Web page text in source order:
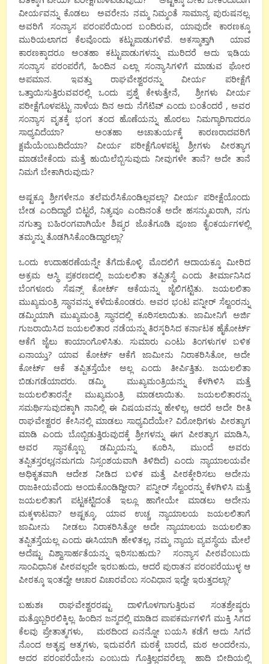
ವೀರ್ಯವನ್ನು ಕೊಡಲು ಅವರೇನು ನಮ್ಮ ನಿಮ್ಮಂತೆ ಸಾಮಾನ್ಯ ಪುರುಷನಲ್ಲ.
ಅವರಿಗೆ ಸಂನ್ಯಾಸ ಪರಂಪರೆಯಿಂದ ಬಂದಿರುವ, ಯಾವುದೇ ಕಾರಣಕ್ಕೂ
ಮುರಿಯಲಾಗದ ಕೆಲವೊಂದು ಕಟ್ಟುಪಾಡುಗಳಿವೆ. ಅಕಸ್ಮಾತ್ತಾಗಿ ಯಾವ
ಕಾರಣಕ್ಕಾದರೂ ಅಂತಹಾ ಕಟ್ಟುಪಾಡುಗಳನ್ನು ಮುರಿದರೆ ಅದು ಇಡಿಯ
ಸಂನ್ಯಾಸ ಪರಂಪರೆಗೆ, ಹಿಂದಿನ ಎಲ್ಲಾ ಸಂನ್ಯಾಸಿಗಳಿಗೆ ಮಾಡುವ ಘೋರ
ಅಪಮಾನ. ಇವತ್ತು ರಾಘವೇಶ್ವರರನ್ನು ವೀರ್ಯ ಪರೀಕ್ಷೆಗೆ
ಒತ್ತಾಯಿಸುತ್ತಿರುವವರಲ್ಲಿ ಒಂದು ಪ್ರಶ್ನೆ ಕೇಳುತ್ತೇನೆ, ಶ್ರೀಗಳು ವೀರ್ಯ
ಪರೀಕ್ಷೆಗೊಳಪಟ್ಟು ನಾಳೆಯ ದಿನ ಅದು ನೆಗೆಟಿವ್ ಎಂದು ಬಂತೆಂದರೆ , ಅವರ
ಸಂನ್ಯಾಸ ವೃತಕ್ಕೆ ಭಂಗ ತಂದ ಹೊಣೆಯನ್ನು ಹೊರಲು ನಿಮಗ್ಯಾರಿಗಾದರೂ
ಸಾಧ್ಯವಿದೆಯಾ? ಅಂತಹಾ ಅಚಾತುರ್ಯಕ್ಕೆ ಕಾರಣರಾದವರಿಗೆ
ಕ್ಷಮೆಯೆಂಬುದಿದೆಯಾ? ವೀರ್ಯ ಪರೀಕ್ಷೆಗೊಳಪಟ್ಟ ಶ್ರೀಗಳು ಪೀಠತ್ಯಾಗ
ಮಾಡಬೇಕೆಂದು ಮತ್ತೆ ಹುಯಿಲೆಬ್ಬಿಸುವುದು ನೀವುಗಳೇ ತಾನೆ? ಅದೇ ತಾನೆ
ನಿಮಗೆ ಬೇಕಾಗಿರುವುದು?
ಅಷ್ಟಕ್ಕೂ ಶ್ರೀಗಳೇನೂ ತಲೆಮರೆಸಿಕೊಂಡಿಲ್ಲವಲ್ಲಾ? ವೀರ್ಯ ಪರೀಕ್ಷೆಯೊಂದು
ಬೇಡ ಎಂದಿದ್ದಾರೆ ಬಿಟ್ಟರೆ, ನಿತ್ಯವೂ ಎಂದಿನಂತೆ ಅದೇ ಹಸನ್ಮುಖರಾಗಿ, ನಗು
ನಗುತ್ತಾ ಬಹಿರಂಗವಾಗಿಯೇ ಶಿಷ್ಯರ ಜೊತೆಗೂಡಿ ಪೂಜಾ ಕೈಂಕರ್ಯಗಳಲ್ಲಿ
ತಮ್ಮನ್ನು ತೊಡಗಿಸಿಕೊಂಡಿದ್ದಾರಲ್ಲಾ?
ಒಂದು ಉದಾಹರಣೆಯನ್ನೇ ತೆಗೆದುಕೊಳ್ಳಿ. ಮೊದಲಿಗೆ ಆದಾಯಕ್ಕೂ ಮೀರಿದ
ಅಕ್ರಮ ಆಸ್ಥಿ ಪ್ರಕರಣದಲ್ಲಿ ಜಯಲಲಿತಾ ತಪ್ಪಿತಸ್ಥೆ ಎಂದು ತೀರ್ಮಾನಿಸಿದ
ಬೆಂಗಳೂರು ಸೆಷನ್ಸ್ ಕೋರ್ಟ್ ಆಕೆಯನ್ನು ಜೈಲಿಗಟ್ಟಿತು. ಜಯಲಲಿತಾ
ಮುಖ್ಯಮಂತ್ರಿ ಸ್ಥಾನವನ್ನು ಕಳೆದುಕೊಂಡರು. ಅವರ ಭಂಟ ಪನ್ನೀರ್ ಸೆಲ್ವಂರನ್ನು
ಡಮ್ಮಿಯಾಗಿ ಮುಖ್ಯಮಂತ್ರಿ ಸ್ಥಾನದಲ್ಲಿ ಕೂರಿಸಲಾಯಿತು. ಜಾಮೀನಿಗೆ ಅರ್ಜಿ
ಗುಜರಾಯಿಸಿದ ಜಯಲಲಿತಾರ ನಡೆಯನ್ನು ತಿರಸ್ಕರಿಸಿದ ಕರ್ನಾಟಕ ಹೈಕೋರ್ಟ್
ಆಕೆಗೆ ಜೈಲು ಕಾಯಾಂಗೊಳಿಸಿತು. ಸುಮಾರು ಎಂಟು ತಿಂಗಳುಗಳ ಬಳಿಕ
ಏನಾಯ್ತು? ಯಾವ ಕೋರ್ಟ್ ಆಕೆಗೆ ಜಾಮೀನು ನಿರಾಕರಿಸಿತೋ, ಅದೇ
ಕೋರ್ಟ್ ಆಕೆ ತಪ್ಪಿತಸ್ತೆಯೇ ಅಲ್ಲ ಎಂದು ತೀರ್ಪಿತ್ತಿತು. ಜಯಲಲಿತಾ
ಬಿಡುಗಡೆಯಾದರು. ಡಮ್ಮಿ ಮುಖ್ಯಮಂತ್ರಿಯನ್ನು ಕೆಳಗಿಳಿಸಿ ಮತ್ತೆ
ಜಯಲಲಿತಾರನ್ನೇ ಮುಖ್ಯಮಂತ್ರಿ ಮಾಡಲಾಯಿತು. ಜಯಲಲಿತಾರನ್ನು
ಸಮರ್ಥಿಸುವುದಕ್ಕಾಗಿ ನಾನಿಲ್ಲಿ ಈ ವಿಷಯವನ್ನು ಹೇಳಿಲ್ಲ, ಆದರೆ ಅದೇ ರೀತಿ
ರಾಘವೇಶ್ವರರ ಕೇಸಿನಲ್ಲಿ ಮಾಡಲು ಸಾಧ್ಯವಿದೆಯೇ? ವಿರೋಧಿಗಳು ಪೀಠತ್ಯಾಗ
ಮಾಡಿ ಎಂದು ಬೊಬ್ಬಿಡುತ್ತಿರುವುದಕ್ಕೆ ಶ್ರೀಗಳನ್ನು ಈಗ ಪೀಠತ್ಯಾಗ ಮಾಡಿಸಿ,
ಅವರ ಸ್ಥಾನಕ್ಕೊಬ್ಬ ಡಮ್ಮಿಯನ್ನು ಕೂರಿಸಿ, ಮುಂದೆ ಅವರು
ತಪ್ಪಿತಸ್ತರಲ್ಲ(ನಮಗದು ನಿಸ್ಸಂಶಯವಾಗಿ ತಿಳಿದಿದೆ) ಎಂದು ನ್ಯಾಯಾಲಯವೇ
ಅಧಿಕೃತವಾಗಿ ಆದೇಶ ನೀಡಿದ ಬಳಿಕ ಮತ್ತೆ ಪೀಠಕ್ಕೇರಿಸಲು ಅದೇನು
ರಾಜಕೀಯವೆಂದು ಅಂದುಕೊಂಡಿದ್ದೀರಾ? ಪನ್ನೀರ್ ಸೆಲ್ವಂರನ್ನು ಕೆಳಗಿಳಿಸಿ ಮತ್ತೆ
ಜಯಲಲಿತಾಗೆ ಪಟ್ಟಕಟ್ಟಿದಂತೆ ಇಲ್ಲೂ ಹಾಗೇಯೇ ಮಾಡಲು ಅದೇನು
ಮಕ್ಕಳಾಟವಾ? ಅಷ್ಟಕ್ಕೂ, ಯಾವ ಉಚ್ಚ ನ್ಯಾಯಾಲಯ ಜಯಲಲಿತಾಗೆ
ಜಾಮೀನು ನೀಡಲು ನಿರಾಕರಿಸಿತ್ತೋ ಅದೇ ನ್ಯಾಯಾಲಯ ಜಯಲಲಿತಾ
ತಪ್ಪಿತಸ್ತೆಯಲ್ಲ ಎಂದು ಈಸಿಯಾಗಿ ಹೇಳಿತಲ್ಲ, ನಮ್ಮ ನ್ಯಾಯ ವ್ಯವಸ್ಥೆಯ ಮೇಲೆ
ಅದೆಷ್ಟು ವಿಶ್ವಾಸಾರ್ಹತೆಯನ್ನು ಇರಿಸಬಹುದು? ಸಂನ್ಯಾಸ ಪೀಠವೆಂಬುದು
ಸಾಂವಿಧಾನಿಕ ಪೀಠವಲ್ಲದೇ ಇರಬಹುದು, ಆದರೆ ಪುರಾತನ ಪರಂಪರೆಯುಳ್ಳ ಆ
ಪೀಠಕ್ಕೂ ಇಂತದ್ದೇ ಆಚಾರ ವಿಚಾರವೆಂಬ ಸಂವಿಧಾನ ಇದ್ದೇ ಇರುತ್ತದಲ್ಲಾ?
ಬಹುಶಃ ರಾಘವೇಶ್ವರರಷ್ಟು ದಾಳಿಗೊಳಗಾಗುತ್ತಿರುವ ಸಂತಶ್ರೇಷ್ಠರು
ಮತ್ತೊಬ್ಬರಿರಲಿಕ್ಕಿಲ್ಲ. ಹಿಂದಿನ ಜನ್ಮದಲ್ಲಿ ಮಾಡಿದ ಪಾಪಕರ್ಮಗಳಿಗೆ ಮುಕ್ತಿ ಸಿಗದ
ಕೆಲವು ಪ್ರೇತಾತ್ಮಗಳು, ಮಠದಿಂದ ಏನನ್ನೋ ಬಯಸಿ ಕಡೆಗೆ ಅದು ಸಿಗದೆ
ನೊಂದ ಅತೃಪ್ತ ಆತ್ಮಗಳು, ಇದುವರೆಗೆ ಮಠಕ್ಕೆ ಬಾರದೆ, ಮಠ ಅಂದರೇನು,
ಅದರ ಪರಂಪರೆಯೇನು ಎಂಬುದು ಗೊತ್ತಿಲ್ಲದವರೆಲ್ಲಾ ಹಾದಿ ಬೀದಿಯಲ್ಲಿ